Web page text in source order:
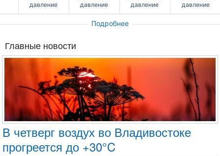
давление
давление
давление
давление
Подробнее
Главные новости
В четверг воздух во Владивостоке
прогреется до +30°C